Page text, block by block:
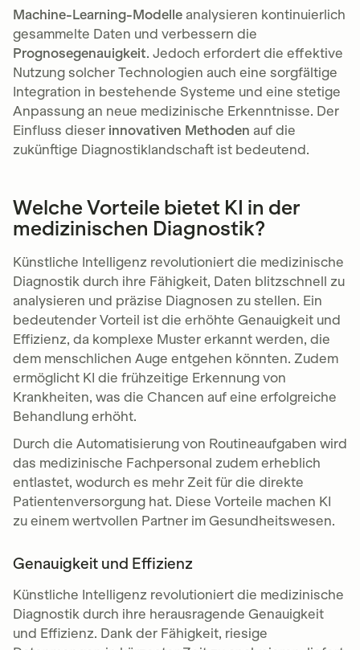
Machine-Learning-Modelle analysieren kontinuierlich
gesammelte Daten und verbessern die
Prognosegenauigkeit. Jedoch erfordert die effektive
Nutzung solcher Technologien auch eine sorgfältige
Integration in bestehende Systeme und eine stetige
Anpassung an neue medizinische Erkenntnisse. Der
Einfluss dieser innovativen Methoden auf die
zukünftige Diagnostiklandschaft ist bedeutend.
Welche Vorteile bietet KI in der
medizinischen Diagnostik?
Künstliche Intelligenz revolutioniert die medizinische
Diagnostik durch ihre Fähigkeit, Daten blitzschnell zu
analysieren und präzise Diagnosen zu stellen. Ein
bedeutender Vorteil ist die erhöhte Genauigkeit und
Effizienz, da komplexe Muster erkannt werden, die
dem menschlichen Auge entgehen könnten. Zudem
ermöglicht KI die frühzeitige Erkennung von
Krankheiten, was die Chancen auf eine erfolgreiche
Behandlung erhöht.
Durch die Automatisierung von Routineaufgaben wird
das medizinische Fachpersonal zudem erheblich
entlastet, wodurch es mehr Zeit für die direkte
Patientenversorgung hat. Diese Vorteile machen KI
zu einem wertvollen Partner im Gesundheitswesen.
Genauigkeit und Effizienz
Künstliche Intelligenz revolutioniert die medizinische
Diagnostik durch ihre herausragende Genauigkeit
und Effizienz. Dank der Fähigkeit, riesige